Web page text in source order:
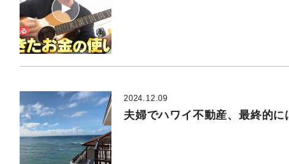
2024.12.09
夫婦でハワイ不動産、最終的に